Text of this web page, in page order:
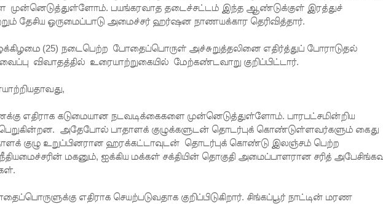
முன்னெடுத்துள்ளோம். பயங்கரவாத தடைச்சட்டம் இந்த ஆண்டுக்குள் இரத்துச்
தேசிய ஒருமைப்பாடு அமைச்சர் ஹர்ஷன நாணயக்கார தெரிவித்தார்.
(25) நடைபெற்ற போதைப்பொருள் அச்சுறுத்தலினை எதிர்த்துப் போராடுதல்
விவாதத்தில் உரையாற்றுகையில் மேற்கண்டவாறு குறிப்பிட்டார்.
எதிராக கடுமையான நடவடிக்கைகளை முன்னெடுத்துள்ளோம். பாரபட்சமின்றிய
அதேபோல் பாதாளக் குழுக்களுடன் தொடர்புக் கொண்டுள்ளவர்களும் கைது
குழு உறுப்பினரான ஹரக்கட்டாவுடன் தொடர்புக் கொண்டு இலஞ்சம் பெற்ற
மகனும், ஐக்கிய மக்கள் சக்தியின் தொகுதி அமைப்பாளரான சரித்
எதிராக செயற்படுவதாக குறிப்பிடுகிறார். சிங்கப்பூர் நாட்டின் மரண